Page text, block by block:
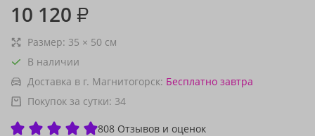
10 120 ₽
Размер: 35 × 50 см
В наличии
Доставка в г. Магнитогорск: Бесплатно завтра
Покупок за сутки: 34
808 Отзывов и оценок